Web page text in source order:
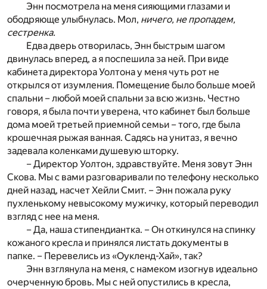
Энн посмотрела на меня сияющими глазами и
ободряюще улыбнулась. Мол, ничего, не пропадем,
сестренка.
Едва дверь отворилась, Энн быстрым шагом
двинулась вперед, а я поспешила за ней. При виде
кабинета директора Уолтона у меня чуть рот не
открылся от изумления. Помещение было больше моей
спальни – любой моей спальни за всю жизнь. Честно
говоря, я была почти уверена, что кабинет был больше
дома моей третьей приемной семьи – того, где была
крошечная рыжая ванная. Садясь на унитаз, я вечно
задевала коленками душевую шторку.
– Директор Уолтон, здравствуйте. Меня зовут Энн
Скова. Мы с вами разговаривали по телефону несколько
дней назад, насчет Хейли Смит. – Энн пожала руку
пухленькому невысокому мужичку, который переводил
взгляд с нее на меня.
– Да, наша стипендиантка. – Он откинулся на спинку
кожаного кресла и принялся листать документы в
папке. – Перевелись из «Оукленд-Хай», так?
Энн взглянула на меня, с намеком изогнув идеально
очерченную бровь. Мы с ней опустились в кресла,